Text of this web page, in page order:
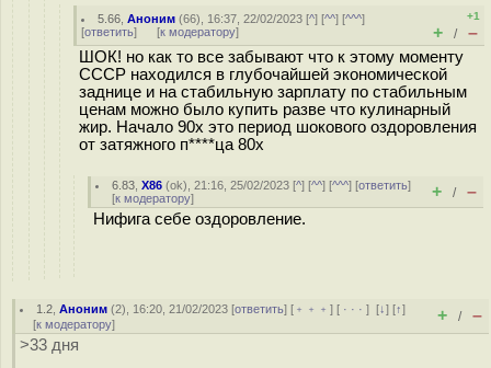
5.66 ,Аноним (66), 16:37, 22/02/2023 [^] [^^] [^^^]
[ответить] [к модератору]
+1
+ / –
ШОК! но как то все забывают что к этому моменту
СССР находился в глубочайшей экономической
заднице и на стабильную зарплату по стабильным
ценам можно было купить разве что кулинарный
жир. Начало 90х это период шокового оздоровления
от затяжного п****ца 80х
6.83 ,X86 (ok), 21:16, 25/02/2023 [^] [^^] [^^^] [ответить]
[к модератору] + / –
Нифига себе оздоровление.
1.2 ,Аноним (2), 16:20, 21/02/2023 [ответить] [ ﹢﹢﹢] [ · · ·][↓] [↑]
[к модератору] + / –
>33 дня